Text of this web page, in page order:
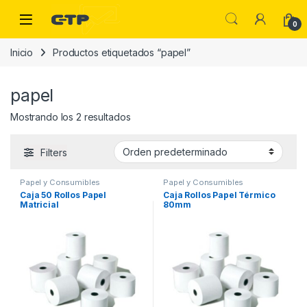
Saltar a la navegación
Saltar al contenido
Open 0
Inicio Productos etiquetados “papel”
papel
Mostrando los 2 resultados
Filters
Papel y Consumibles
Caja 50 Rollos Papel
Matricial
Papel y Consumibles
Caja Rollos Papel Térmico
80mm